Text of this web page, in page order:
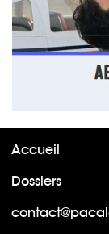
Accueil
Dossiers